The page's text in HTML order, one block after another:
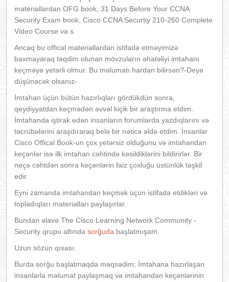
materiallardan OFG book, 31 Days Before Your CCNA
Security Exam book, Cisco CCNA Securtiy 210-260 Complete
Video Course və s.
Ancaq bu offical materiallardan istifadə etməyimizə
baxmayaraq təqdim olunan mövzuların əhatəliyi imtahanı
keçməyə yetərli olmur. Bu məlumatı hardan bilirsən?-Deyə
düşünəcək olsanız-
İmtahan üçün bütün hazırlıqları gördükdün sonra,
qeydiyyatdan keçmədən əvvəl kiçik bir araştırma etdim.
İmtahanda iştirak edən insanların forumlarda yazdıqlarını və
təcrübələrini araşdıraraq belə bir nəticə əldə etdim. İnsanlar
Cisco Offical Book-un çox yetərsiz olduğunu və imtahandan
keçənlər isə ilk imtahan cəhtində kəsildiklərini bildirirlər. Bir
neçə cəhtdən sonra keçənlərin faiz çoxluğu üstünlük təşkil
edir.
Eyni zamanda imtahandan keçmək üçün istifadə etdikləri və
topladıqları materialları paylaşırlar.
Bundan əlavə The Cisco Learning Network Community -
Security qrupu altında sorğuda başlatmışam.
Uzun sözün qısası:
Burda sorğu başlatmaqda məqsədim; İmtahana hazırlaşan
insanlarla məlumat paylaşmaq və imtahandan keçənlərinin